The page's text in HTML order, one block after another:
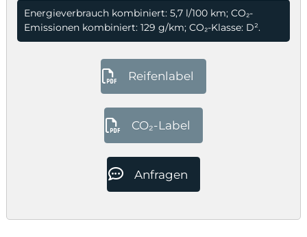
Energieverbrauch kombiniert: 5,7 l/100 km; CO₂-
Emissionen kombiniert: 129 g/km; CO₂-Klasse: D².
Reifenlabel
CO₂-Label
Anfragen